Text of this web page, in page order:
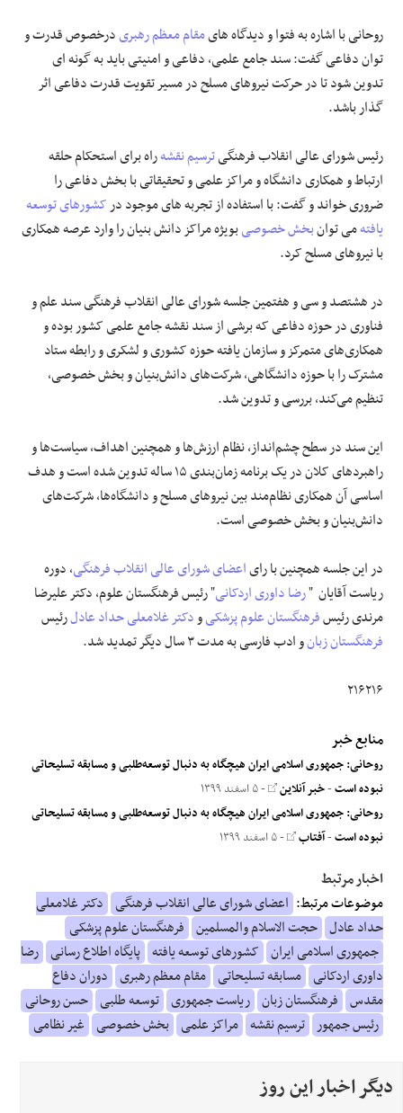
روحانی با اشاره به فتوا و دیدگاه هایمقام معظم رهبریدرخصوص قدرت و
توان دفاعی گفت: سند جامع علمی، دفاعی و امنیتی باید به گونه ای
تدوین شود تا در حرکت نیروهای مسلح در مسیر تقویت قدرت دفاعی اثر
گذار باشد.
رئیس شورای عالی انقلاب فرهنگیترسیم نقشهراه برای استحکام حلقه
ارتباط و همکاری دانشگاه و مراکز علمی و تحقیقاتی با بخش دفاعی را
ضروری خواند و گفت: با استفاده از تجربه های موجود درکشورهای توسعه
یافتهمی توانبخش خصوصیبویژه مراکز دانش بنیان را وارد عرصه همکاری
با نیروهای مسلح کرد.
در هشتصد و سی و هفتمین جلسه شورای عالی انقلاب فرهنگی سند علم و
فناوری در حوزه دفاعی که برشی از سند نقشه جامع علمی کشور بوده و
همکاری‌های متمرکز و سازمان یافته حوزه کشوری و لشکری و رابطه ستاد
مشترک را با حوزه دانشگاهی، شرکت‌های دانش‌بنیان و بخش خصوصی،
تنظیم می‌کند، بررسی و تدوین شد.
این سند در سطح چشم‌انداز، نظام ارزش‌ها و همچنین اهداف، سیاست‌ها و
راهبردهای کلان در یک برنامه زمان‌بندی ۱۵ ساله تدوین شده است و هدف
اساسی آن همکاری نظام‌مند بین نیروهای مسلح و دانشگاه‌ها، شرکت‌های
دانش‌بنیان و بخش خصوصی است.
در این جلسه همچنین با رایاعضای شورای عالی انقلاب فرهنگی، دوره
ریاست آقایان "رضا داوری اردکانی" رئیس فرهنگستان علوم، دکتر علیرضا
مرندی رئیسفرهنگستان علوم پزشکیودکتر غلامعلی حداد عادلرئیس
فرهنگستان زبانو ادب فارسی به مدت ۳ سال دیگر تمدید شد.
۲۱۶۲۱۶
منابع خبر
روحانی: جمهوری اسلامی ایران هیچگاه به دنبال توسعه‌طلبی و مسابقه تسلیحاتی
نبوده است-خبر آنلاین - ۵ اسفند ۱۳۹۹
روحانی: جمهوری اسلامی ایران هیچگاه به دنبال توسعه‌طلبی و مسابقه تسلیحاتی
نبوده است-آفتاب - ۵ اسفند ۱۳۹۹
اخبار مرتبط
موضوعات مرتبط: اعضای شورای عالی انقلاب فرهنگی دکتر غلامعلی
حداد عادل حجت الاسلام والمسلمین فرهنگستان علوم پزشکی
جمهوری اسلامی ایران کشورهای توسعه یافته پایگاه اطلاع رسانی رضا
داوری اردکانی مسابقه تسلیحاتی مقام معظم رهبری دوران دفاع
مقدس فرهنگستان زبان ریاست جمهوری توسعه طلبی حسن روحانی
رئیس جمهور ترسیم نقشه مراکز علمی بخش خصوصی غیر نظامی
دیگر اخبار این روز